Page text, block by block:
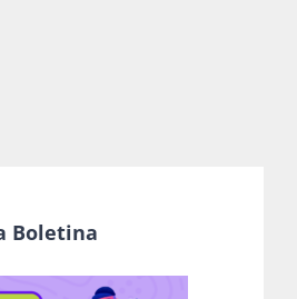
Boletina